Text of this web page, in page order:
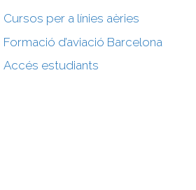
Cursos per a línies aèries
Formació d’aviació Barcelona
Accés estudiants